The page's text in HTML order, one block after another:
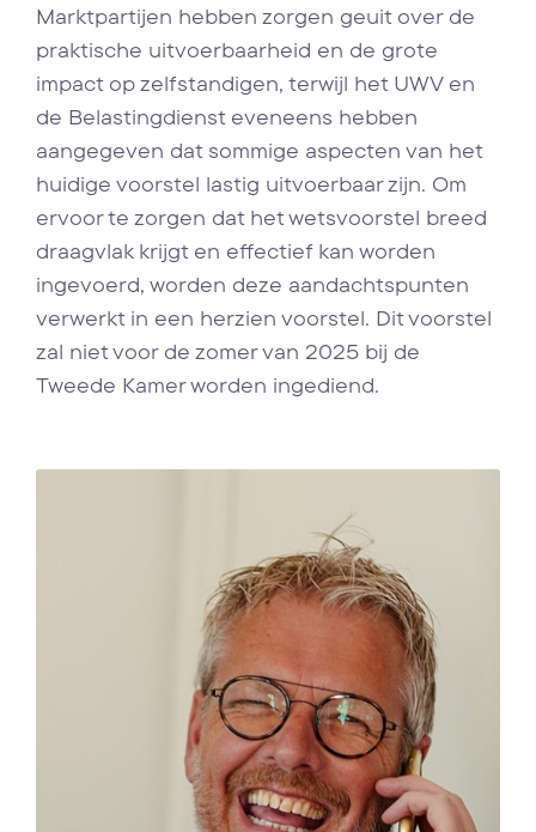
Marktpartijen hebben zorgen geuit over de
praktische uitvoerbaarheid en de grote
impact op zelfstandigen, terwijl het UWV en
de Belastingdienst eveneens hebben
aangegeven dat sommige aspecten van het
huidige voorstel lastig uitvoerbaar zijn. Om
ervoor te zorgen dat het wetsvoorstel breed
draagvlak krijgt en effectief kan worden
ingevoerd, worden deze aandachtspunten
verwerkt in een herzien voorstel. Dit voorstel
zal niet voor de zomer van 2025 bij de
Tweede Kamer worden ingediend.